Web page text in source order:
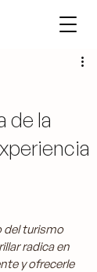
de la
del turismo
radica en
y ofrecerle